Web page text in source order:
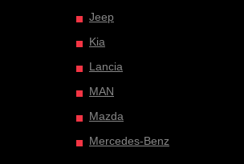
Jeep
Kia
Lancia
MAN
Mazda
Mercedes-Benz